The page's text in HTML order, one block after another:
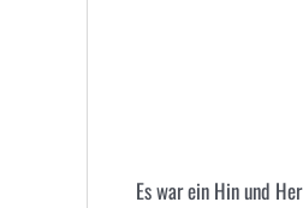
Es war ein Hin und